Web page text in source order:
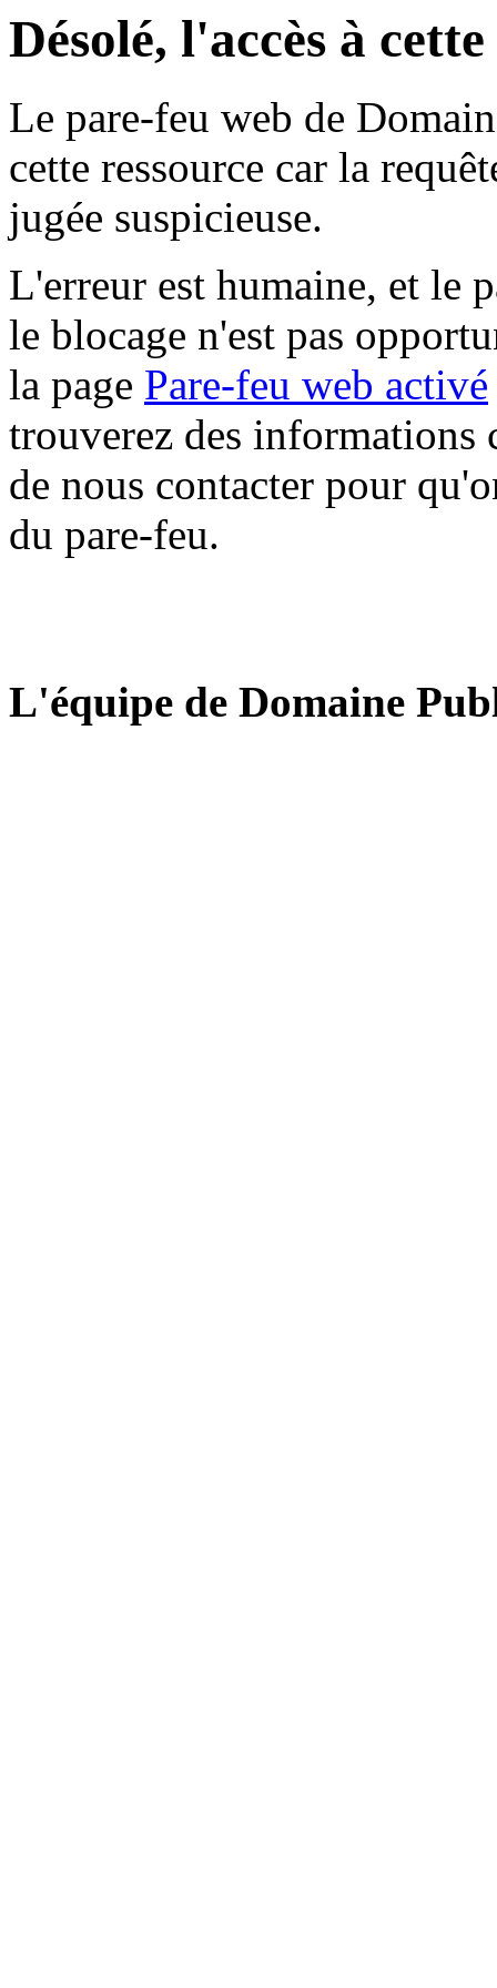
Désolé, l'accès à
Le pare-feu web de
cette ressource car la
jugée suspicieuse.
L'erreur est humaine, et le
le blocage n'est pas
la page Pare-feu web activé
trouverez des informations
de nous contacter pour
du pare-feu.
L'équipe de Domaine